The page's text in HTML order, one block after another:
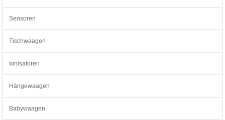
Sensoren
Tischwaagen
Ionisatoren
Hängewaagen
Babywaagen